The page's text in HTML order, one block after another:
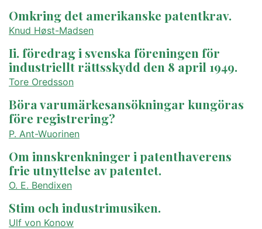
Omkring det amerikanske patentkrav.
Knud Høst-Madsen
Ii. föredrag i svenska föreningen för
industriellt rättsskydd den 8 april 1949.
Tore Oredsson
Böra varumärkesansökningar kungöras
före registrering?
P. Ant-Wuorinen
Om innskrenkninger i patenthaverens
frie utnyttelse av patentet.
O. E. Bendixen
Stim och industrimusiken.
Ulf von Konow